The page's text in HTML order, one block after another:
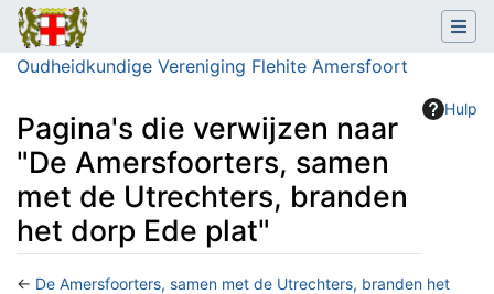
Oudheidkundige Vereniging Flehite Amersfoort
Hulp
Pagina's die verwijzen naar
"De Amersfoorters, samen
met de Utrechters, branden
het dorp Ede plat"
← De Amersfoorters, samen met de Utrechters, branden het